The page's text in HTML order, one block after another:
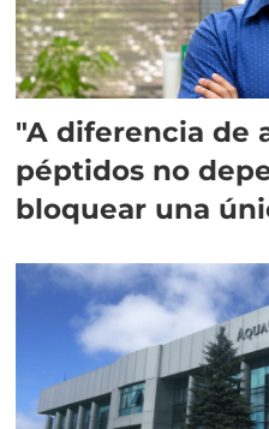
"A diferencia de
péptidos no
bloquear una